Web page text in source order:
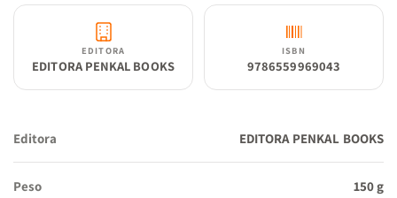
EDITORA
EDITORA PENKAL BOOKS
ISBN
9786559969043
Editora EDITORA PENKAL BOOKS
Peso 150 g